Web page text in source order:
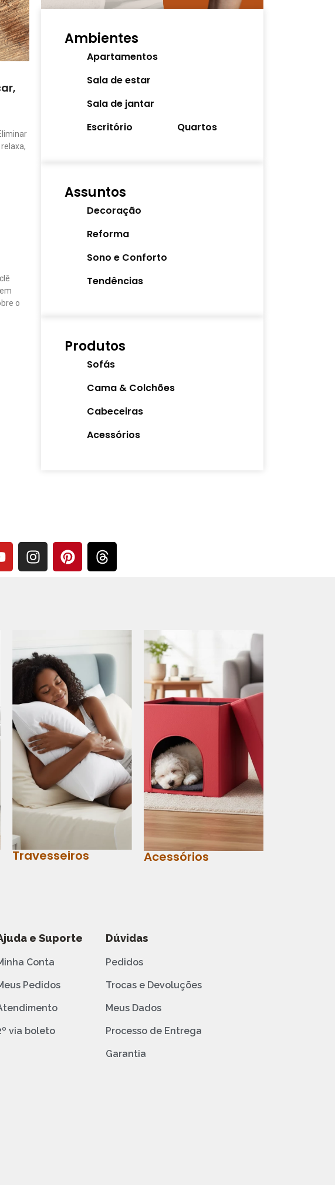
o
Ambientes
Apartamentos
Sala de estar
Sala de jantar
Escritório
Quartos
Assuntos
Decoração
Reforma
Sono e Conforto
Tendências
Produtos
Sofás
Cama & Colchões
Cabeceiras
Acessórios
Travesseiros Acessórios
e Suporte
Conta
Pedidos
via boleto
Dúvidas
Pedidos
Trocas e Devoluções
Meus Dados
Processo de Entrega
Garantia